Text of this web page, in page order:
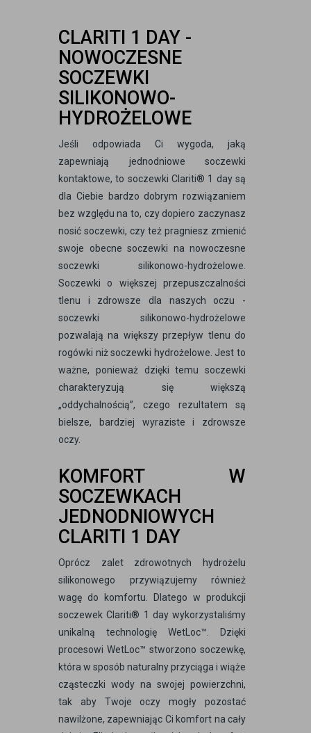
CLARITI 1 DAY -
NOWOCZESNE
SOCZEWKI
SILIKONOWO-
HYDROŻELOWE
Jeśli odpowiada Ci wygoda, jaką
zapewniają jednodniowe soczewki
kontaktowe, to soczewki Clariti® 1 day są
dla Ciebie bardzo dobrym rozwiązaniem
bez względu na to, czy dopiero zaczynasz
nosić soczewki, czy też pragniesz zmienić
swoje obecne soczewki na nowoczesne
soczewki silikonowo-hydrożelowe.
Soczewki o większej przepuszczalności
tlenu i zdrowsze dla naszych oczu -
soczewki silikonowo-hydrożelowe
pozwalają na większy przepływ tlenu do
rogówki niż soczewki hydrożelowe. Jest to
ważne, ponieważ dzięki temu soczewki
charakteryzują się większą
„oddychalnością”, czego rezultatem są
bielsze, bardziej wyraziste i zdrowsze
oczy.
KOMFORT W
SOCZEWKACH
JEDNODNIOWYCH
CLARITI 1 DAY
Oprócz zalet zdrowotnych hydrożelu
silikonowego przywiązujemy również
wagę do komfortu. Dlatego w produkcji
soczewek Clariti® 1 day wykorzystaliśmy
unikalną technologię WetLoc™. Dzięki
procesowi WetLoc™ stworzono soczewkę,
która w sposób naturalny przyciąga i wiąże
cząsteczki wody na swojej powierzchni,
tak aby Twoje oczy mogły pozostać
nawilżone, zapewniając Ci komfort na cały